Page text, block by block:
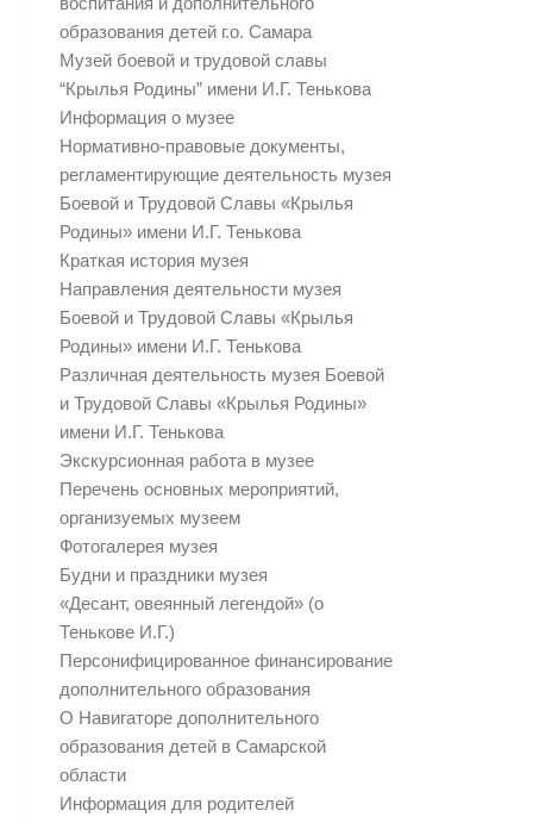
образования детей г.о. Самара
Музей боевой и трудовой славы
“Крылья Родины” имени И.Г. Тенькова
Информация о музее
Нормативно-правовые документы,
регламентирующие деятельность музея
Боевой и Трудовой Славы «Крылья
Родины» имени И.Г. Тенькова
Краткая история музея
Направления деятельности музея
Боевой и Трудовой Славы «Крылья
Родины» имени И.Г. Тенькова
Различная деятельность музея Боевой
и Трудовой Славы «Крылья Родины»
имени И.Г. Тенькова
Экскурсионная работа в музее
Перечень основных мероприятий,
организуемых музеем
Фотогалерея музея
Будни и праздники музея
«Десант, овеянный легендой» (о
Тенькове И.Г.)
Персонифицированное финансирование
дополнительного образования
О Навигаторе дополнительного
образования детей в Самарской
области
Информация для родителей